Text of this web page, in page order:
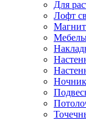
Для
Лофт